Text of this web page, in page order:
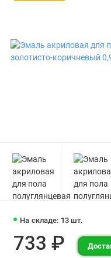
На складе: 13 шт.
733 ₽